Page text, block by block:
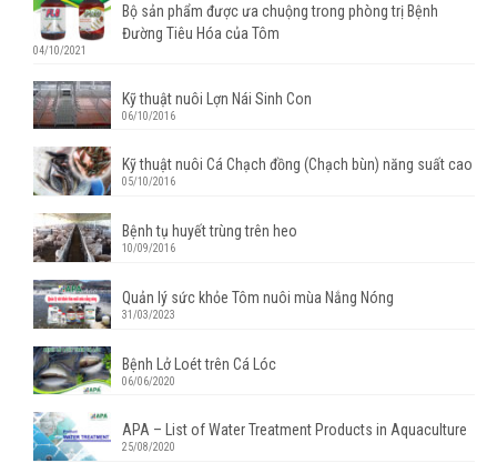
Bộ sản phẩm được ưa chuộng trong phòng trị Bệnh
Đường Tiêu Hóa của Tôm
04/10/2021
Kỹ thuật nuôi Lợn Nái Sinh Con
06/10/2016
Kỹ thuật nuôi Cá Chạch đồng (Chạch bùn) năng suất cao
05/10/2016
Bệnh tụ huyết trùng trên heo
10/09/2016
Quản lý sức khỏe Tôm nuôi mùa Nắng Nóng
31/03/2023
Bệnh Lở Loét trên Cá Lóc
06/06/2020
APA – List of Water Treatment Products in Aquaculture
25/08/2020